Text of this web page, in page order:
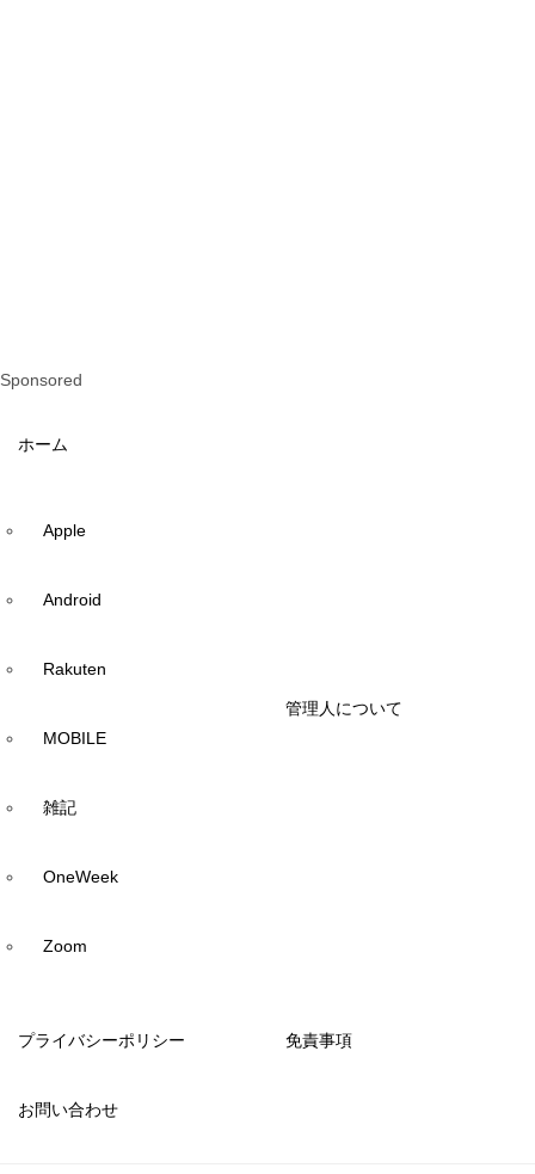
Sponsored
ホーム
Apple
Android
Rakuten
MOBILE
雑記
OneWeek
Zoom
管理人について
プライバシーポリシー 免責事項
お問い合わせ